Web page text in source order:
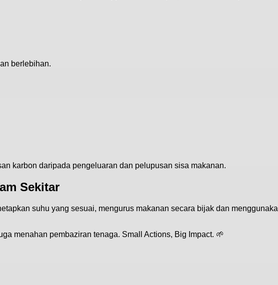
berlebihan.
karbon daripada pengeluaran dan pelupusan sisa makanan.
Sekitar
suhu yang sesuai, mengurus makanan secara bijak dan
menahan pembaziran tenaga. Small Actions, Big Impact. 🌱